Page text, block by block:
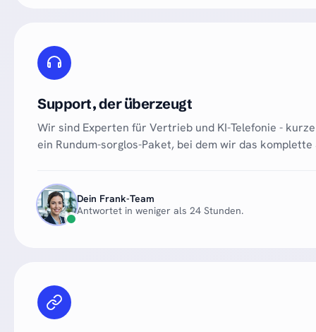
Support, der überzeugt
Wir sind Experten für Vertrieb und KI-Telefonie -
ein Rundum-sorglos-Paket, bei dem wir das
Dein Frank-Team
Antwortet in weniger als 24 Stunden.